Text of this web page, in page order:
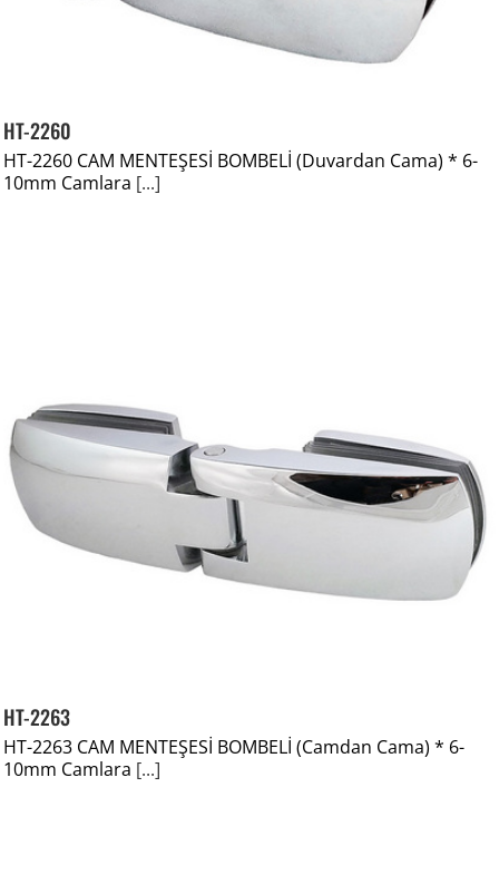
HT-2260
HT-2260 CAM MENTEŞESİ BOMBELİ (Duvardan Cama) * 6-
10mm Camlara [...]
HT-2263
HT-2263 CAM MENTEŞESİ BOMBELİ (Camdan Cama) * 6-
10mm Camlara [...]